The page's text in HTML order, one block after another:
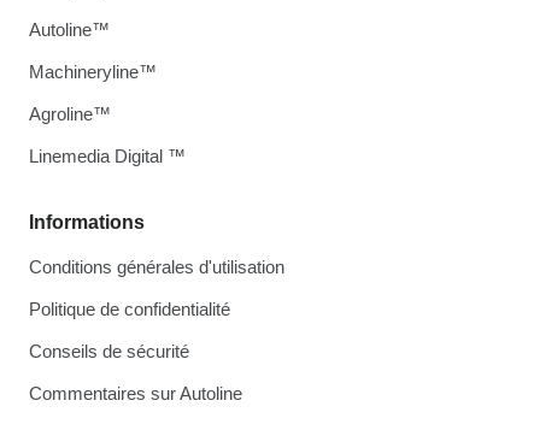
Informations
Conditions générales d'utilisation
Politique de confidentialité
Conseils de sécurité
Commentaires sur Autoline
Autoline™
Machineryline™
Agroline™
Linemedia Digital ™